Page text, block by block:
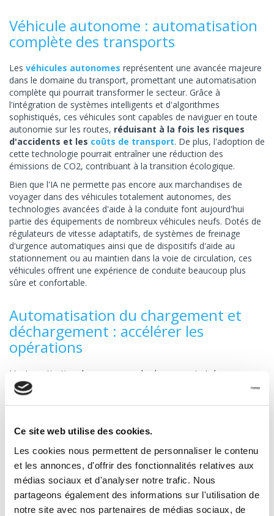
Ce site web utilise des cookies.
Les cookies nous permettent de personnaliser le contenu
et les annonces, d'offrir des fonctionnalités relatives aux
médias sociaux et d'analyser notre trafic. Nous
partageons également des informations sur l'utilisation de
notre site avec nos partenaires de médias sociaux, de
Véhicule autonome : automatisation
complète des transports
Les véhicules autonomes représentent une avancée majeure
dans le domaine du transport, promettant une automatisation
complète qui pourrait transformer le secteur. Grâce à
l'intégration de systèmes intelligents et d'algorithmes
sophistiqués, ces véhicules sont capables de naviguer en toute
autonomie sur les routes, réduisant à la fois les risques
d'accidents et les coûts de transport. De plus, l'adoption de
cette technologie pourrait entraîner une réduction des
émissions de CO2, contribuant à la transition écologique.
Bien que l'IA ne permette pas encore aux marchandises de
voyager dans des véhicules totalement autonomes, des
technologies avancées d'aide à la conduite font aujourd'hui
partie des équipements de nombreux véhicules neufs. Dotés de
régulateurs de vitesse adaptatifs, de systèmes de freinage
d'urgence automatiques ainsi que de dispositifs d'aide au
stationnement ou au maintien dans la voie de circulation, ces
véhicules offrent une expérience de conduite beaucoup plus
sûre et confortable.
Automatisation du chargement et
déchargement : accélérer les
opérations
L'automatisation des processus de chargement et de
déchargement transforme le secteur du transport en optimisant
chaque opération. Grâce à des systèmes robotisés, ces
ne nécessitant qu'une intervention minime des opérateurs. Les
entrepôts et les centres de distribution utilisent de plus en plus
des robots autonomes pour déplacer les marchandises,
optimiser l'espace de stockage, et charger ou décharger les
véhicules. Ces systèmes intelligents font ainsi gagner un temps
considérable aux entreprises. Ils permettent également de
réduire les coûts liés à la main-d'œuvre tout en